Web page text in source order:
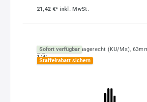
21,42 €* inkl. MwSt.
Sofort verfügbar
Staffelrabatt sichern